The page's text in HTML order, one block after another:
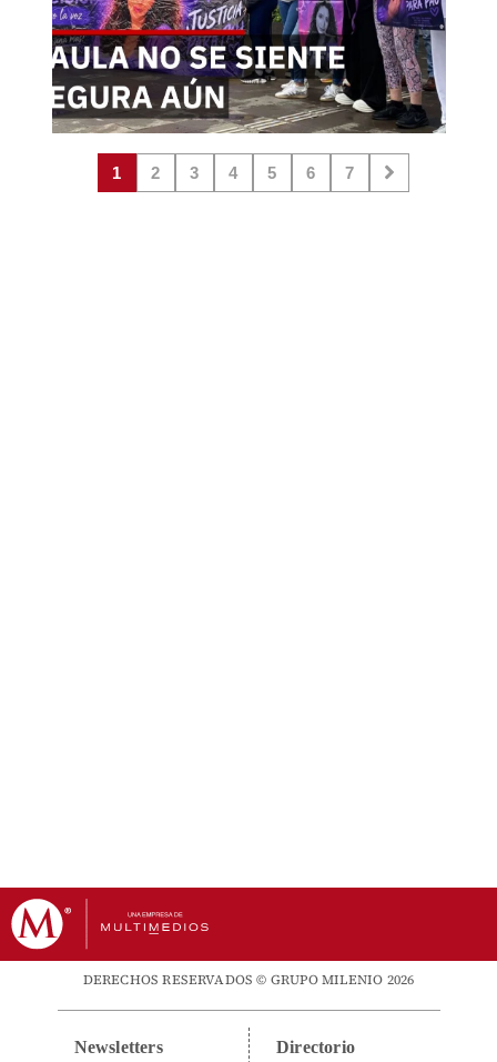
1 2 3 4 5 6 7
DERECHOS RESERVADOS © GRUPO MILENIO 2026
Newsletters Directorio